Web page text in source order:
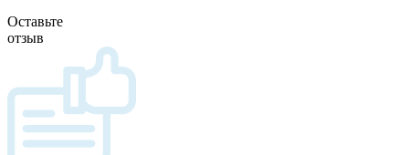
Оставьте
отзыв